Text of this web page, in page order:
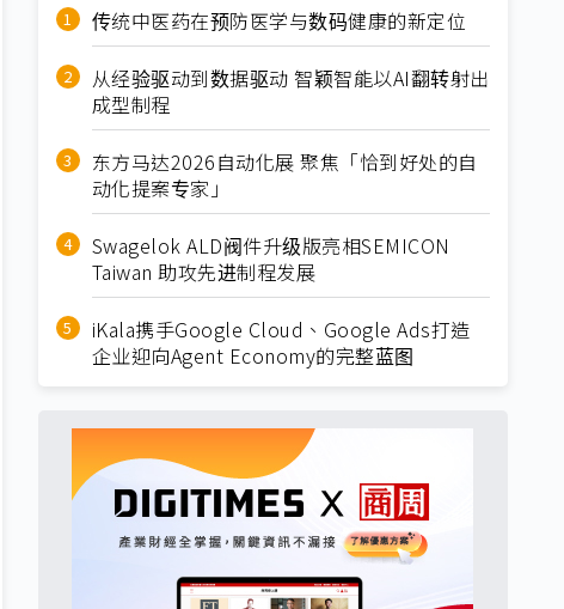
传统中医药在预防医学与数码健康的新定位
从经验驱动到数据驱动 智颖智能以AI翻转射出
成型制程
东方马达2026自动化展 聚焦「恰到好处的自
动化提案专家」
Swagelok ALD阀件升级版亮相SEMICON
Taiwan 助攻先进制程发展
iKala携手Google Cloud、Google Ads打造
企业迎向Agent Economy的完整蓝图